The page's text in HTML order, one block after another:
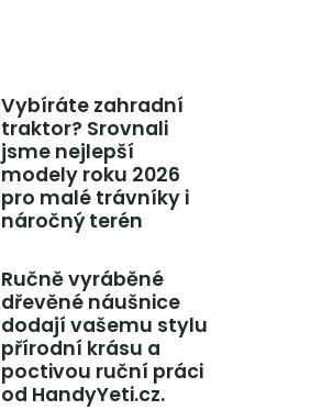
Vybíráte zahradní
traktor? Srovnali
jsme nejlepší
modely roku 2026
pro malé trávníky i
náročný terén
Ručně vyráběné
dřevěné náušnice
dodají vašemu stylu
přírodní krásu a
poctivou ruční práci
od HandyYeti.cz.